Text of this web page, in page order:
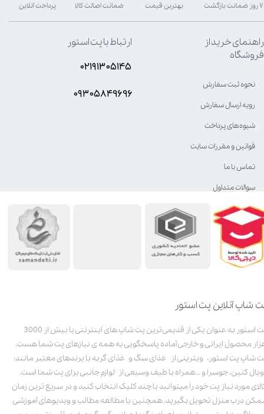
شاپ آنلاین پت استور
پت استور به عنوان یکی از قدیمی‌ترین پت شاپ های اینترنتی با بیش از 3000
محصول ایرانی و خارجی آماده پاسخگویی به همه ی نیازهای پت شما هست.
شاپ پت استور، ویترینی از غذای سگ و غذای گربه با برندهای معتبر مانند:
کنین، جوسرا و .. همراه با طیف وسیعی از لوازم جانبی برای پت شما است.
مورد نیاز پت خود را میتوانید با چند کلیک انتخاب کنید و در سریع ترین زمان
درب منزل تحویل بگیرید. همچنین با مطالعه مطالب و ویدیوهای آموزشی
بهترین قیمت پرداخت آنلاین ۷ روز ضمانت بازگشت ضمانت اصالت کالا
راهنمای خرید از
فروشگاه
نحوه ثبت سفارش
رویه ارسال سفارش
شیوه‌های پرداخت
قوانین و مقررات سایت
تماس با ما
سوالات متداول
ارتباط با پت استور
۰۲۱۹۱۳۰۵۱۴۵
۰۹۳۰۵8۴9696